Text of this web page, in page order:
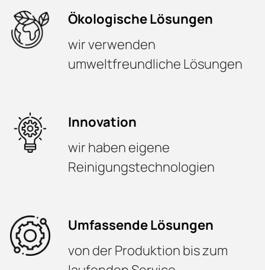
Ökologische Lösungen
wir verwenden
umweltfreundliche Lösungen
Innovation
wir haben eigene
Reinigungstechnologien
Umfassende Lösungen
von der Produktion bis zum